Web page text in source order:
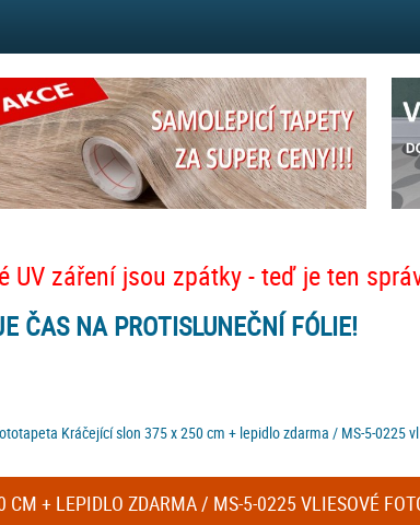
záření jsou zpátky - teď je ten
ČAS NA PROTISLUNEČNÍ FÓLIE!
Kráčející slon 375 x 250 cm + lepidlo zdarma / MS-5-0225
+ LEPIDLO ZDARMA / MS-5-0225 VLIESOVÉ